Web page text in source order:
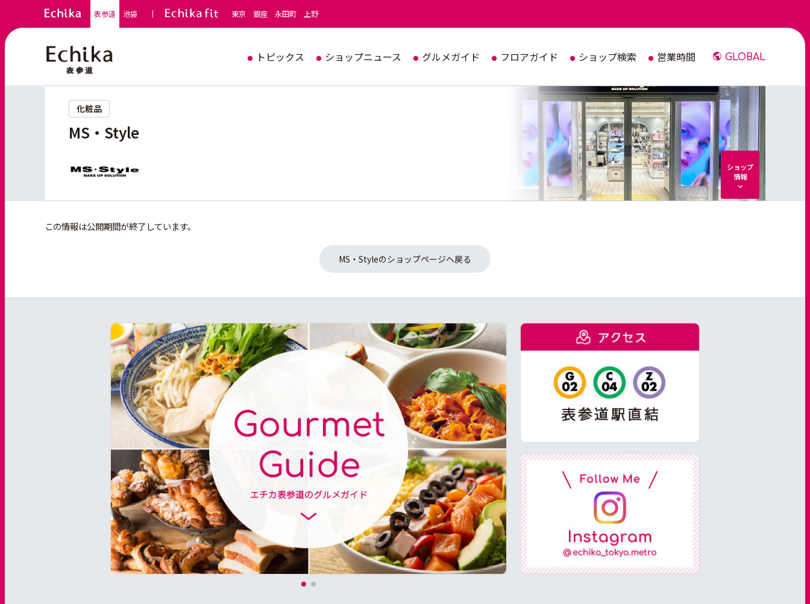
表参道 池袋 東京 銀座 永田町 上野
GLOBAL
トピックス ショップニュース グルメガイド フロアガイド ショップ検索 営業時間
化粧品
MS・Style
ショップ
情報
この情報は公開期間が終了しています。
MS・Styleのショップページへ戻る